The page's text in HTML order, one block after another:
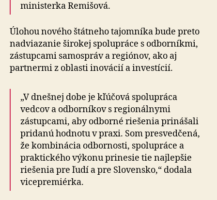
ministerka Remišová.
Úlohou nového štátneho tajomníka bude preto
nadviazanie širokej spolupráce s odborníkmi,
zástupcami samospráv a regiónov, ako aj
partnermi z oblasti inovácií a investícií.
„V dnešnej dobe je kľúčová spolupráca
vedcov a odborníkov s regionálnymi
zástupcami, aby odborné riešenia prinášali
pridanú hodnotu v praxi. Som presvedčená,
že kombinácia odbornosti, spolupráce a
praktického výkonu prinesie tie najlepšie
riešenia pre ľudí a pre Slovensko,“ dodala
vicepremiérka.